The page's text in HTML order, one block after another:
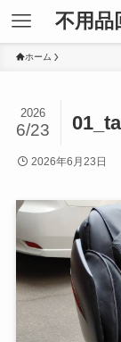
不用品
ホーム
2026
6/23
2026年6月23日